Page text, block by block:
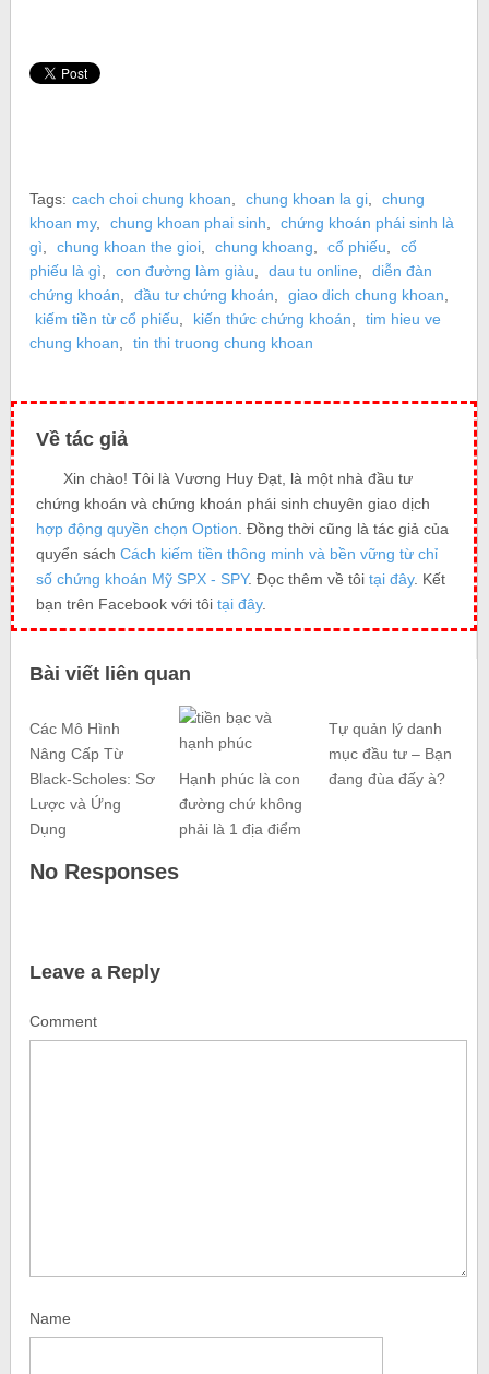
Tags: cach choi chung khoan chung khoan la gi
chung
khoan my, chung khoan phai sinh
chứng khoán phái sinh là
gì
chung khoan the gioi chung khoang cổ phiếu
cổ
phiếu là gì
con đường làm giàu dau tu online
diễn đàn
chứng khoán
đầu tư chứng khoán giao dich chung khoan
kiếm tiền từ cổ phiếu
kiến thức chứng khoán
tim hieu ve
chung khoan
tin thi truong chung khoan
Về tác giả
Xin chào! Tôi là Vương Huy Đạt, là một nhà đầu tư
chứng khoán và chứng khoán phái sinh chuyên giao dịch
hợp động quyền chọn Option . Đồng thời cũng là tác giả của
quyển sách Cách kiếm tiền thông minh và bền vững từ chỉ
số chứng khoán Mỹ SPX - SPY. Đọc thêm về tôi tại đây. Kết
bạn trên Facebook với tôi tại đây.
Bài viết liên quan
Các Mô Hình
Nâng Cấp Từ
Black-Scholes: Sơ
Lược và Ứng
Dụng
Hạnh phúc là con
đường chứ không
phải là 1 địa điểm
Tự quản lý danh
mục đầu tư – Bạn
đang đùa đấy à?
No Responses
Leave a Reply
Comment
Name